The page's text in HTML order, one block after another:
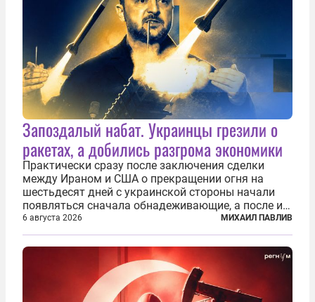
Запоздалый набат. Украинцы грезили о
ракетах, а добились разгрома экономики
Практически сразу после заключения сделки
между Ираном и США о прекращении огня на
шестьдесят дней с украинской стороны начали
появляться сначала обнадеживающие, а после и
вовсе бравурные заявления про некий «перелом»
в войне. Вероятно, в сознании первых лиц
киевского режима и стоящих за ними...
6 августа 2026 МИХАИЛ ПАВЛИВ